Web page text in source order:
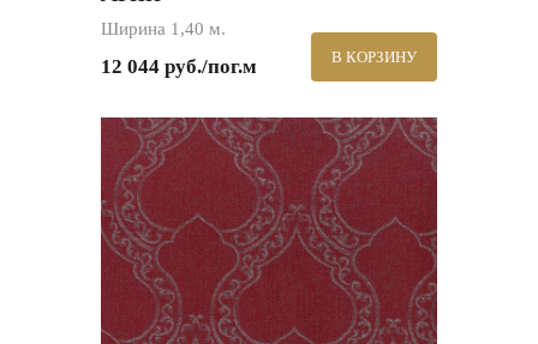
Ширина 1,40 м.
12 044 руб./пог.м В КОРЗИНУ